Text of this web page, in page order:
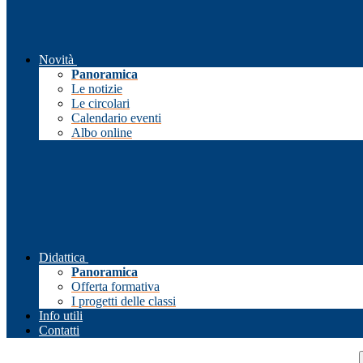
Novità
Panoramica
Le notizie
Le circolari
Calendario eventi
Albo online
Didattica
Panoramica
Offerta formativa
I progetti delle classi
Info utili
Contatti